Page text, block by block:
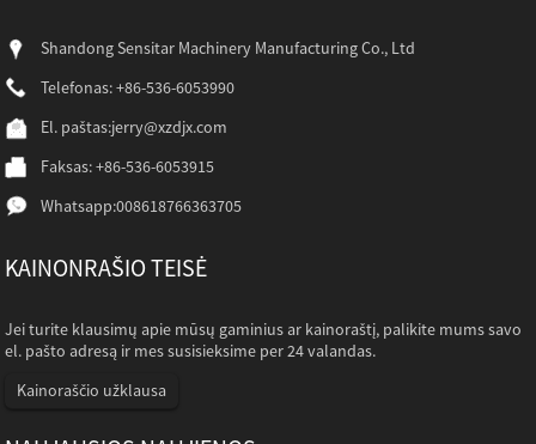
Shandong Sensitar Machinery Manufacturing Co., Ltd
Telefonas: +86-536-6053990
El. paštas:jerry@xzdjx.com
Faksas: +86-536-6053915
Whatsapp:008618766363705
KAINONRAŠIO TEISĖ
Jei turite klausimų apie mūsų gaminius ar kainoraštį, palikite mums savo
el. pašto adresą ir mes susisieksime per 24 valandas.
Kainoraščio užklausa